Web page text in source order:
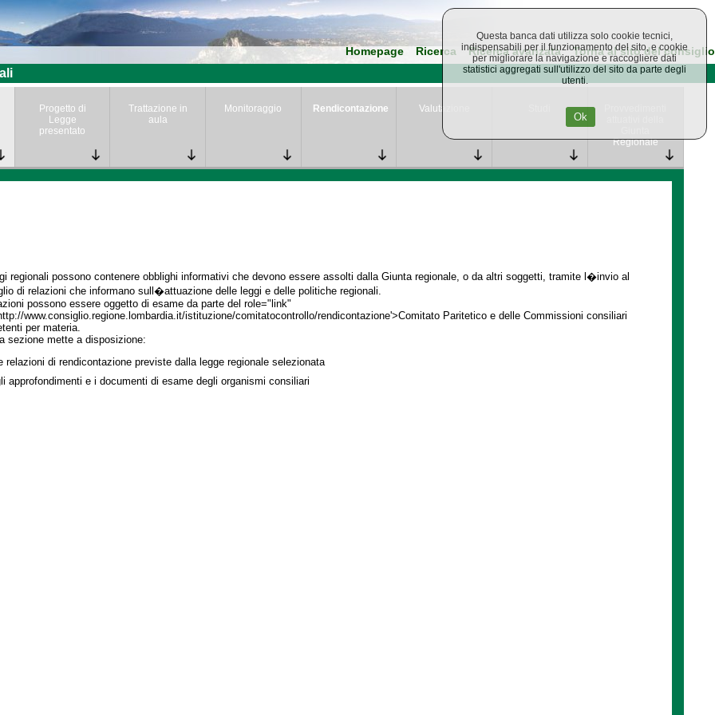
Homepage Ricerca Ricerca avanzata Torna al sito del consiglio
Progetto di
Legge
presentato
Trattazione in
aula
Monitoraggio Rendicontazione Valutazione
Regionale
regionali possono contenere obblighi informativi che devono essere assolti dalla Giunta regionale, o da altri soggetti, tramite l�invio al
di relazioni che informano sull�attuazione delle leggi e delle politiche regionali.
possono essere oggetto di esame da parte del role="link"
www.consiglio.regione.lombardia.it/istituzione/comitatocontrollo/rendicontazione'>Comitato Paritetico e delle Commissioni consiliari
per materia.
sezione mette a disposizione:
relazioni di rendicontazione previste dalla legge regionale selezionata
approfondimenti e i documenti di esame degli organismi consiliari
Questa banca dati utilizza solo cookie tecnici,
indispensabili per il funzionamento del sito, e cookie
per migliorare la navigazione e raccogliere dati
statistici aggregati sull'utilizzo del sito da parte degli
utenti.
Ok